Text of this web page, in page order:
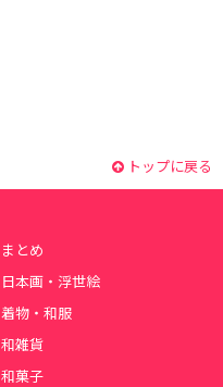
トップに戻る
まとめ
日本画・浮世絵
着物・和服
和雑貨
和菓子